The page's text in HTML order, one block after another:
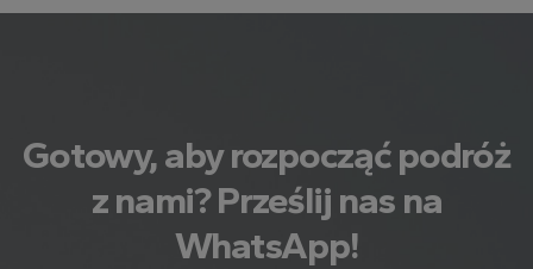
Gotowy, aby rozpocząć podróż
z nami? Prześlij nas na
WhatsApp!